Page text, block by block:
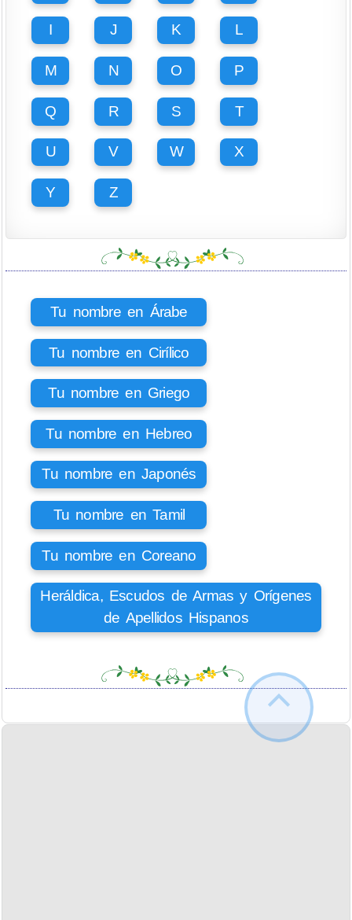
I J K L
M N O P
Q R S T
U V W X
Y Z
Tu nombre en Árabe
Tu nombre en Cirílico
Tu nombre en Griego
Tu nombre en Hebreo
Tu nombre en Japonés
Tu nombre en Tamil
Tu nombre en Coreano
Heráldica, Escudos de Armas y Orígenes
de Apellidos Hispanos